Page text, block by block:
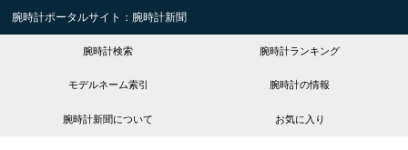
腕時計ポータルサイト：腕時計新聞
腕時計検索 腕時計ランキング
モデルネーム索引 腕時計の情報
腕時計新聞について お気に入り